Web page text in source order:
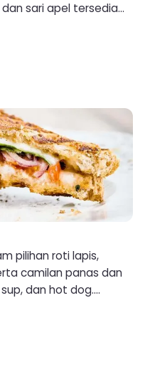
sari apel tersedia
beralkohol dan
Anda dimulai.
pilihan roti lapis,
camilan panas dan
dan hot dog.
dan